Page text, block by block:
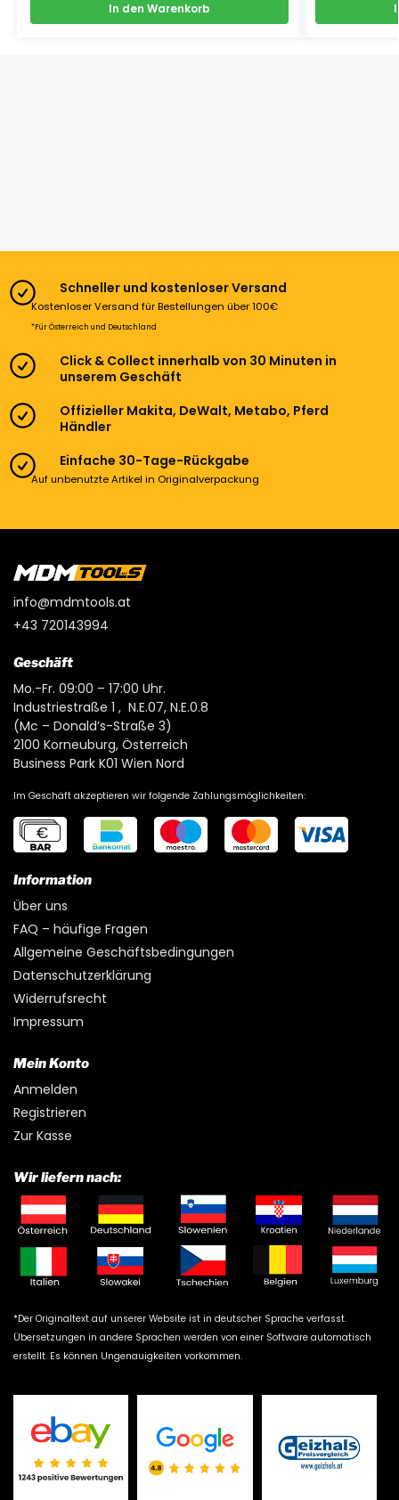
In den Warenkorb
Schneller und kostenloser Versand
Kostenloser Versand für Bestellungen über 100€
*Für Österreich und Deutschland
Click & Collect innerhalb von 30 Minuten in
unserem Geschäft
Offizieller Makita, DeWalt, Metabo, Pferd
Händler
Einfache 30-Tage-Rückgabe
Auf unbenutzte Artikel in Originalverpackung
info@mdmtools.at
+43 720143994
Geschäft
Mo.-Fr. 09:00 – 17:00 Uhr.
Industriestraße 1 , N.E.07, N.E.0.8
(Mc – Donald’s-Straße 3)
2100 Korneuburg, Österreich
Business Park K01 Wien Nord
Im Geschäft akzeptieren wir folgende Zahlungsmöglichkeiten:
Information
Über uns
FAQ – häufige Fragen
Allgemeine Geschäftsbedingungen
Datenschutzerklärung
Widerrufsrecht
Impressum
Mein Konto
Anmelden
Registrieren
Zur Kasse
Wir liefern nach:
*Der Originaltext auf unserer Website ist in deutscher Sprache verfasst.
Übersetzungen in andere Sprachen werden von einer Software automatisch
erstellt. Es können Ungenauigkeiten vorkommen.